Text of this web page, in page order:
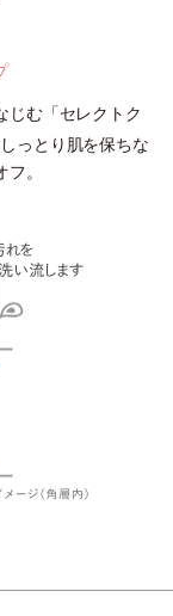
じむ「セレクトク
っとり肌を保ちな
。